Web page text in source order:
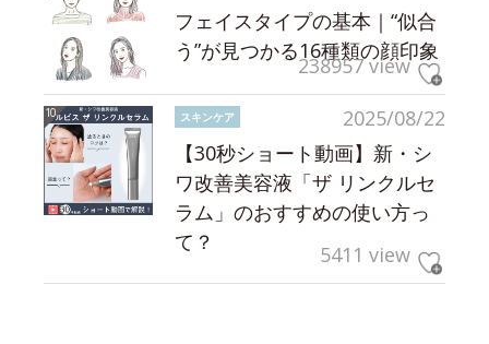
フェイスタイプの基本｜“似合
う”が見つかる16種類の顔印象
238957 view
2025/08/22
スキンケア
【30秒ショート動画】新・シ
ワ改善美容液「ザ リンクルセ
ラム」のおすすめの使い方っ
て？
5411 view